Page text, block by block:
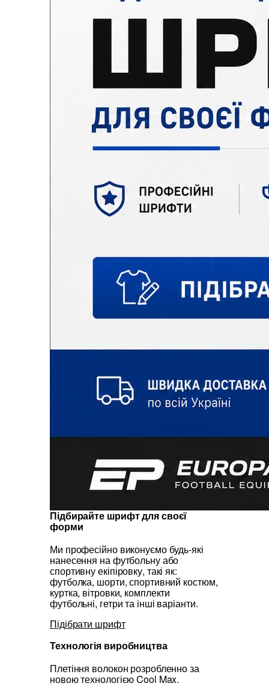
Підбирайте шрифт для своєї
форми
Ми професійно виконуємо будь-які
нанесення на футбольну або
спортивну екіпіровку, такі як:
футболка, шорти, спортивний костюм,
куртка, вітровки, комплекти
футбольні, гетри та інші варіанти.
Підібрати шрифт
Технологія виробництва
Плетіння волокон розробленно за
новою технологією Cool Max.